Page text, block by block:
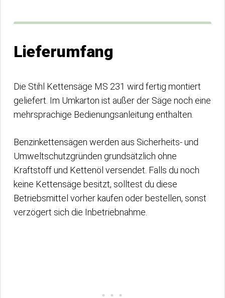
Lieferumfang
Die Stihl Kettensäge MS 231 wird fertig montiert
geliefert. Im Umkarton ist außer der Säge noch eine
mehrsprachige Bedienungsanleitung enthalten.
Benzinkettensägen werden aus Sicherheits- und
Umweltschutzgründen grundsätzlich ohne
Kraftstoff und Kettenöl versendet. Falls du noch
keine Kettensäge besitzt, solltest du diese
Betriebsmittel vorher kaufen oder bestellen, sonst
verzögert sich die Inbetriebnahme.